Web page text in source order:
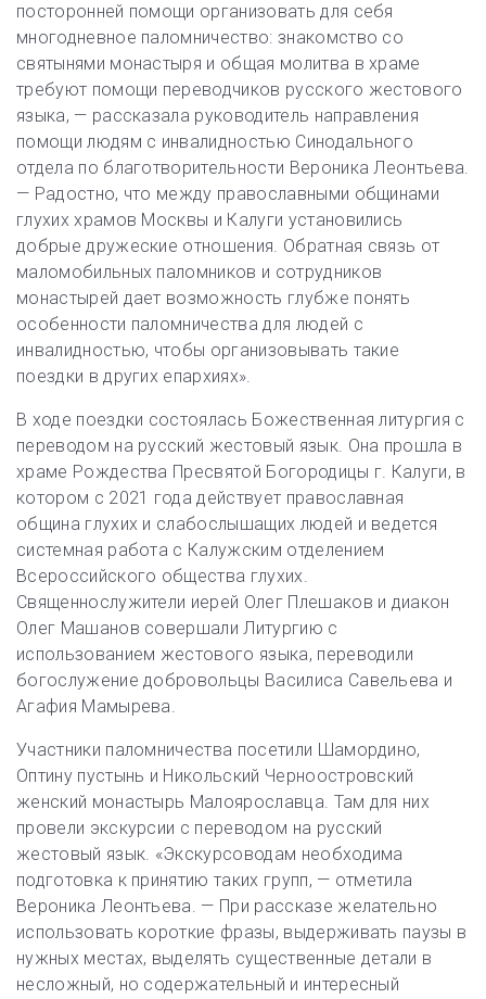
посторонней помощи организовать для себя
многодневное паломничество: знакомство со
святынями монастыря и общая молитва в храме
требуют помощи переводчиков русского жестового
языка, — рассказала руководитель направления
помощи людям с инвалидностью Синодального
отдела по благотворительности Вероника Леонтьева.
— Радостно, что между православными общинами
глухих храмов Москвы и Калуги установились
добрые дружеские отношения. Обратная связь от
маломобильных паломников и сотрудников
монастырей дает возможность глубже понять
особенности паломничества для людей с
инвалидностью, чтобы организовывать такие
поездки в других епархиях».
В ходе поездки состоялась Божественная литургия с
переводом на русский жестовый язык. Она прошла в
храме Рождества Пресвятой Богородицы г. Калуги, в
котором с 2021 года действует православная
община глухих и слабослышащих людей и ведется
системная работа с Калужским отделением
Всероссийского общества глухих.
Священнослужители иерей Олег Плешаков и диакон
Олег Машанов совершали Литургию с
использованием жестового языка, переводили
богослужение добровольцы Василиса Савельева и
Агафия Мамырева.
Участники паломничества посетили Шамордино,
Оптину пустынь и Никольский Черноостровский
женский монастырь Малоярославца. Там для них
провели экскурсии с переводом на русский
жестовый язык. «Экскурсоводам необходима
подготовка к принятию таких групп, — отметила
Вероника Леонтьева. — При рассказе желательно
использовать короткие фразы, выдерживать паузы в
нужных местах, выделять существенные детали в
несложный, но содержательный и интересный